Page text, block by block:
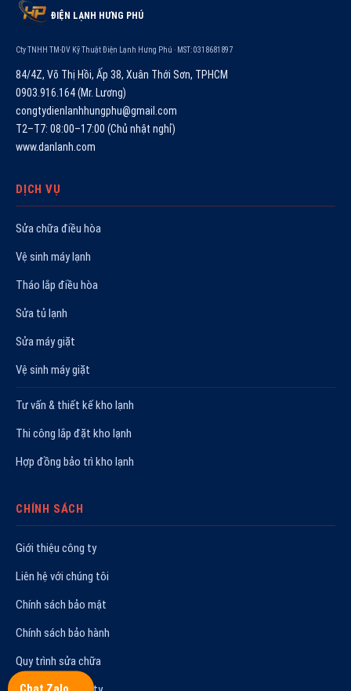
ĐIỆN LẠNH HƯNG PHÚ
Cty TNHH TM-DV Kỹ Thuật Điện Lạnh Hưng Phú · MST: 0318681897
84/4Z, Võ Thị Hồi, Ấp 38, Xuân Thới Sơn, TPHCM
0903.916.164 (Mr. Lương)
congtydienlanhhungphu@gmail.com
T2–T7: 08:00–17:00 (Chủ nhật nghỉ)
www.danlanh.com
DỊCH VỤ
Sửa chữa điều hòa
Vệ sinh máy lạnh
Tháo lắp điều hòa
Sửa tủ lạnh
Sửa máy giặt
Vệ sinh máy giặt
Tư vấn & thiết kế kho lạnh
Thi công lắp đặt kho lạnh
Hợp đồng bảo trì kho lạnh
CHÍNH SÁCH
Giới thiệu công ty
Liên hệ với chúng tôi
Chính sách bảo mật
Chính sách bảo hành
Quy trình sửa chữa